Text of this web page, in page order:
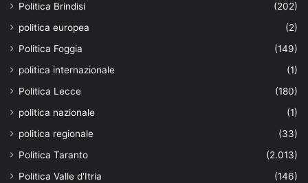
Politica Brindisi
(202)
politica europea
(2)
Politica Foggia
(149)
politica internazionale
(1)
Politica Lecce
(180)
politica nazionale
(1)
politica regionale
(33)
Politica Taranto
(2.013)
Politica Valle d'Itria
(146)